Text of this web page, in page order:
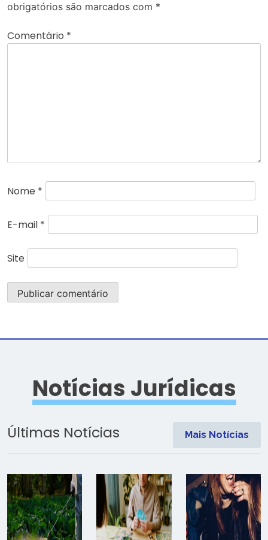
obrigatórios são marcados com *
Comentário *
Nome *
E-mail *
Site
Notícias Jurídicas
Últimas Notícias Mais Notícias